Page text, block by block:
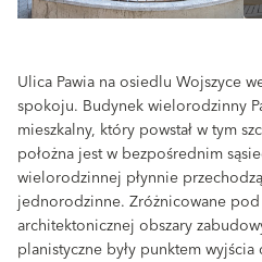
Ulica Pawia na osiedlu Wojszyce
spokoju. Budynek wielorodzinny
mieszkalny, który powstał w tym
położna jest w bezpośrednim
wielorodzinnej płynnie
jednorodzinne. Zróżnicowane
architektonicznej obszary
planistyczne były punktem